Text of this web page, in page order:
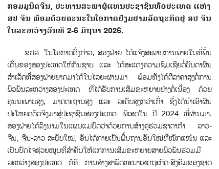
ກອມມູນິດຈີນ, ປະທານສະພາຜູ້ແທນປະຊາຊົນທ່ົວປະເທດ ແຫ່ງ
ສປ ຈີນ ພ້ອມດ້ວຍຄະນະໃນໂອກາດຢ້ຽມຢາມລັດຖະກິດຢູ່ ສປ ຈີນ
ໃນລະຫວ່າງວັນທີ 2-6 ມິຖຸນາ 2026.
ຂປລ. ໃນໂອກາດດັ່ງກ່າວ, ສອງຝ່າຍ ໄດ້ແຈ້ງສະພາບການພາຍໃນທີ່ພ້ົນ
ເດັ່ນຂອງສອງປະເທດໃຫ້ກັນຊາບ ແລະ ໄດ້ສະແດງຄວາມຊົມເຊີຍຕໍ່ບັນດາຜົນ
ສໍາເລັດທີ່ສອງຝ່າຍຍາດມາໄດ້ໃນໄລຍະຜ່ານມາ ພ້ອມທັງໄດ້ຕີລາຄາສູງຕໍ່ການ
ພົວພັນລະຫວ່າງສອງປະເທດ ທີ່ໄດ້ຮັບການເສີມຂະຫຍາຍຢ່າງຕໍ່ເນື່ອງ ດ້ວຍ
ຄຸນນະພາບສູງ, ມາດຕະຖານສູງ ແລະ ລະດັບສູງກວ່າເກົ່າ ຊ່ຶງໄດ້ນໍາເອົາຜົນ
ປະໂຫຍດຕົວຈິງມາສູ່ປະຊາຊົນສອງປະເທດ. ພິເສດໃນ ປີ 2024 ທີ່ຜ່ານມາ,
ສອງຝ່າຍໄດ້ລົງນາມໃນແຜນແມ່ບົດວ່າດ້ວຍການສ້າງຄູ່ຮ່ວມຊາຕາກໍາ ລາວ-
ຈີນ, ຈີນ-ລາວ ສະບັບໃໝ່, ອັນໄດ້ກາຍເປັນພື້ນຖານອັນໃໝ່ທີ່ໜັກແໜ້ນ ແລະ
ເປັນປັດໄຈຊ່ວຍໜູນທີ່ສໍາຄັນໃຫ້ແກ່ການເສີມຂະຫຍາຍສາຍພົວພັນຮ່ວມມື
ລະຫວ່າງສອງປະເທດ ກໍຄື ການສ້າງສາພັດທະນາເສດຖະກິດ-ສັງຄົມຂອງຊາດ